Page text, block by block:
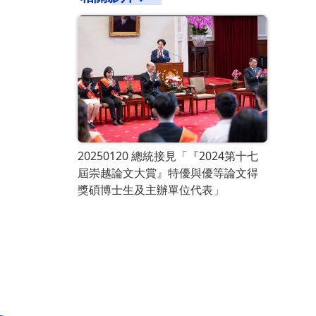
20250120 總統接見「『2024第十七
屆崇越論文大賞』特優與優等論文得
獎碩博士生及主辦單位代表」